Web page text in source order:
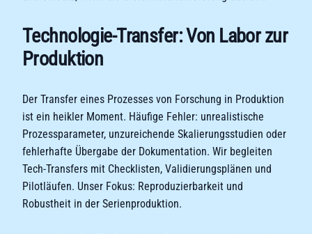
Technologie-Transfer: Von Labor zur
Produktion
Der Transfer eines Prozesses von Forschung in Produktion
ist ein heikler Moment. Häufige Fehler: unrealistische
Prozessparameter, unzureichende Skalierungsstudien oder
fehlerhafte Übergabe der Dokumentation. Wir begleiten
Tech-Transfers mit Checklisten, Validierungsplänen und
Pilotläufen. Unser Fokus: Reproduzierbarkeit und
Robustheit in der Serienproduktion.